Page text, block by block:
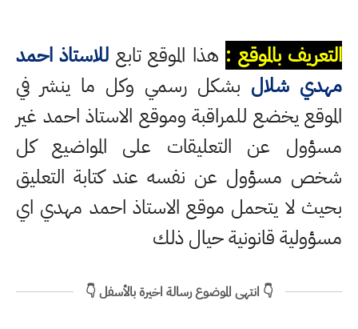
التعريف بالموقع : هذا الموقع تابع للاستاذ احمد
مهدي شلال بشكل رسمي وكل ما ينشر في
الموقع يخضع للمراقبة وموقع الاستاذ احمد غير
مسؤول عن التعليقات على المواضيع كل
شخص مسؤول عن نفسه عند كتابة التعليق
بحيث لا يتحمل موقع الاستاذ احمد مهدي اي
مسؤولية قانونية حيال ذلك
👇 انتهى الموضوع رسالة اخيرة بالأسفل 👇